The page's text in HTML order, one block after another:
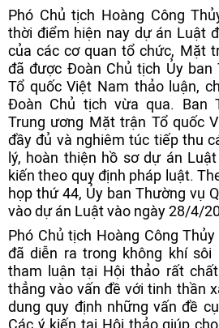
Phó Chủ tịch Hoàng Công
thời điểm hiện nay dự án Luật
của các cơ quan tổ chức, Mặt
đã được Đoàn Chủ tịch Ủy ban
Tổ quốc Việt Nam thảo luận,
Đoàn Chủ tịch vừa qua. Ban
Trung ương Mặt trận Tổ quốc
đầy đủ và nghiêm túc tiếp thu
lý, hoàn thiện hồ sơ dự án
kiến theo quy định pháp luật.
họp thứ 44, Ủy ban Thường vụ
vào dự án Luật vào ngày 28/4/
Phó Chủ tịch Hoàng Công
đã diễn ra trong không khí sôi
tham luận tại Hội thảo rất
thẳng vào vấn đề với tinh thần
dung quy định những vấn đề
Các ý kiến tại Hội thảo giúp